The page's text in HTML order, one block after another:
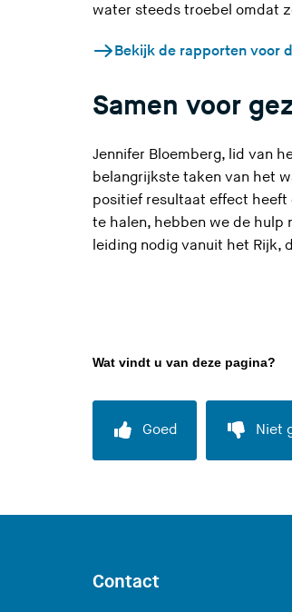
water steeds troebel omdat
Bekijk de rapporten voor
(
v
e
l
a
a
t
d
i
Samen voor
Jennifer Bloemberg, lid van
belangrijkste taken van het
positief resultaat effect heeft
te halen, hebben we de hulp
leiding nodig vanuit het Rijk,
Wat vindt u van deze pagina?
Goed Niet
Contact